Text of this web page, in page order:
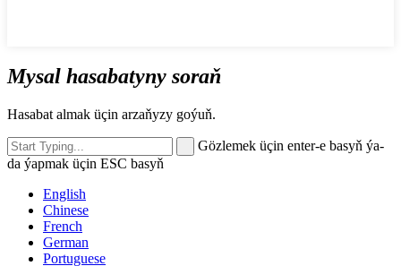
Mysal hasabatyny soraň
Hasabat almak üçin arzaňyzy goýuň.
Gözlemek üçin enter-e basyň ýa-
da ýapmak üçin ESC basyň
English
Chinese
French
German
Portuguese